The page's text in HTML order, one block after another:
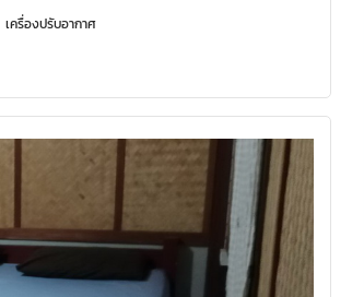
เครื่องปรับอากาศ